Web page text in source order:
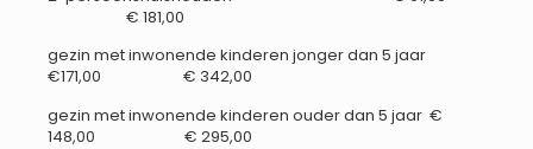
€ 181,00
gezin met inwonende kinderen jonger dan 5 jaar
€171,00 € 342,00
gezin met inwonende kinderen ouder dan 5 jaar €
148,00 € 295,00